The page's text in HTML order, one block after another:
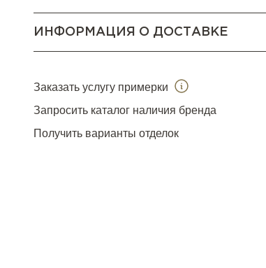
ИНФОРМАЦИЯ О ДОСТАВКЕ
Заказать услугу примерки
Запросить каталог наличия бренда
Получить варианты отделок